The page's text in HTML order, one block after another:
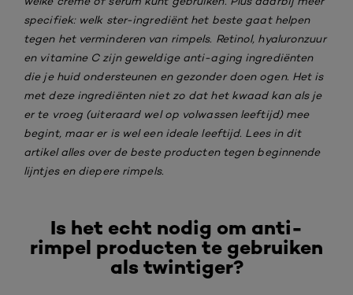
specifiek: welk ster-ingrediënt het beste gaat helpen
tegen het verminderen van rimpels. Retinol, hyaluronzuur
en vitamine C zijn geweldige anti-aging ingrediënten
die je huid ondersteunen en gezonder doen ogen. Het is
met deze ingrediënten niet zo dat het kwaad kan als je
er te vroeg (uiteraard wel op volwassen leeftijd) mee
begint, maar er is wel een ideale leeftijd. Lees in dit
artikel alles over de beste producten tegen beginnende
lijntjes en diepere rimpels.
Is het echt nodig om anti-
rimpel producten te gebruiken
als twintiger?